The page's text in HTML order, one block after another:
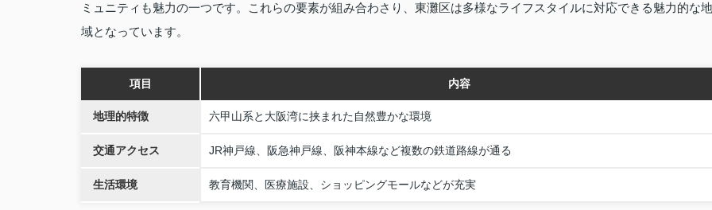
ミュニティも魅力の一つです。これらの要素が組み合わさり、東灘区は多様なライフスタイルに対応できる魅力的な地
域となっています。
項目 内容
地理的特徴 六甲山系と大阪湾に挟まれた自然豊かな環境
交通アクセス JR神戸線、阪急神戸線、阪神本線など複数の鉄道路線が通る
生活環境 教育機関、医療施設、ショッピングモールなどが充実